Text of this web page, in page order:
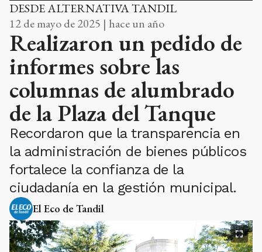
DESDE ALTERNATIVA TANDIL
12 de mayo de 2025 | hace un año
Realizaron un pedido de
informes sobre las
columnas de alumbrado
de la Plaza del Tanque
Recordaron que la transparencia en
la administración de bienes públicos
fortalece la confianza de la
ciudadanía en la gestión municipal.
El Eco de Tandil